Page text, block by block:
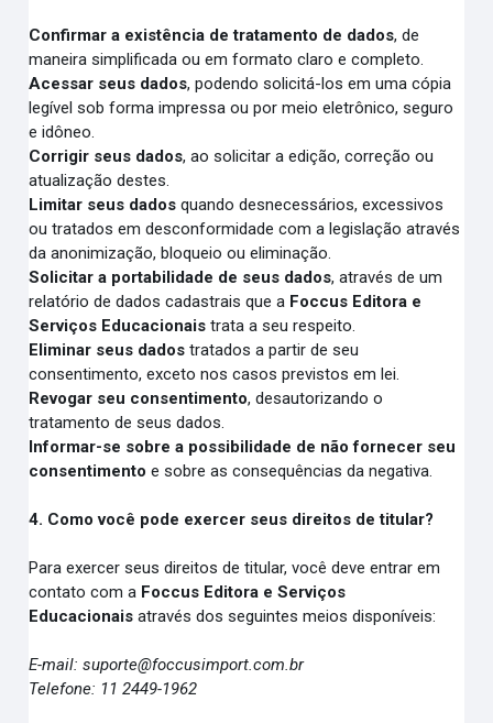
Confirmar a existência de tratamento de dados, de
maneira simplificada ou em formato claro e completo.
Acessar seus dados, podendo solicitá-los em uma cópia
legível sob forma impressa ou por meio eletrônico, seguro
e idôneo.
Corrigir seus dados, ao solicitar a edição, correção ou
atualização destes.
Limitar seus dados quando desnecessários, excessivos
ou tratados em desconformidade com a legislação através
da anonimização, bloqueio ou eliminação.
Solicitar a portabilidade de seus dados, através de um
relatório de dados cadastrais que a Foccus Editora e
Serviços Educacionais trata a seu respeito.
Eliminar seus dados tratados a partir de seu
consentimento, exceto nos casos previstos em lei.
Revogar seu consentimento, desautorizando o
tratamento de seus dados.
Informar-se sobre a possibilidade de não fornecer seu
consentimento e sobre as consequências da negativa.
4. Como você pode exercer seus direitos de titular?
Para exercer seus direitos de titular, você deve entrar em
contato com a Foccus Editora e Serviços
Educacionais através dos seguintes meios disponíveis:
E-mail: suporte@foccusimport.com.br
Telefone: 11 2449-1962